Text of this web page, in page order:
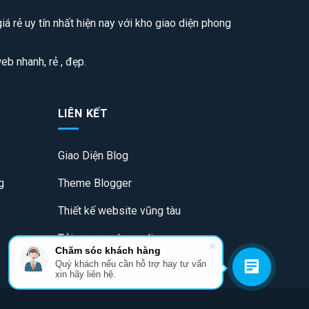
rẻ uy tín nhất hiện nay với kho giao diện phong
nhanh, rẻ , đẹp.
LIÊN KẾT
Giao Diện Blog
Theme Blogger
Thiết kế website vũng tàu
Tải game poker online
Chăm sóc khách hàng
Quý khách nếu cần hỗ trợ hay tư vấn
xin hãy liên hệ.